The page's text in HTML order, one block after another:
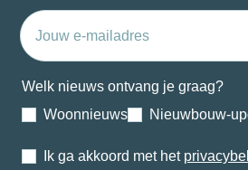
Welk nieuws ontvang je graag?
Woonnieuws
Nieuwbouw-
Ik ga akkoord met het